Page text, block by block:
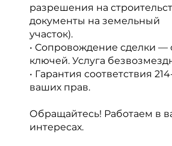
разрешения на
документы на земельный
участок).
• Сопровождение сделки —
ключей. Услуга
• Гарантия соответствия
ваших прав.
Обращайтесь! Работаем в
интересах.